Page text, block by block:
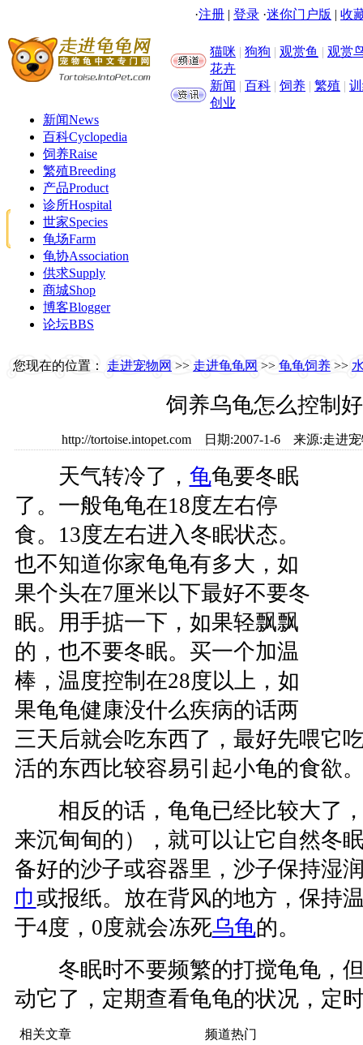
·注册 | 登录 ·迷你门户版 | 收
猫咪 | 狗狗 | 观赏鱼 | 观赏
花卉
新闻 | 百科 | 饲养 | 繁殖 |
创业
新闻News
百科Cyclopedia
饲养Raise
繁殖Breeding
产品Product
诊所Hospital
世家Species
龟场Farm
龟协Association
供求Supply
商城Shop
博客Blogger
论坛BBS
您现在的位置： 走进宠物网 >> 走进龟龟网 >> 龟龟饲养 >>
饲养乌龟怎么控制
http://tortoise.intopet.com 日期:2007-1-6 来源:走
天气转冷了， 龟龟要冬眠
了。一般龟龟在18度左右停
食。13度左右进入冬眠状态。
也不知道你家龟龟有多大，如
果个头在7厘米以下最好不要冬
眠。用手掂一下，如果轻飘飘
的，也不要冬眠。买一个加温
棒，温度控制在28度以上，如
果龟龟健康没什么疾病的话两
三天后就会吃东西了，最好先喂它
活的东西比较容易引起小龟的食欲
相反的话，龟龟已经比较大了，
来沉甸甸的），就可以让它自然冬
备好的沙子或容器里，沙子保持湿
巾或报纸。放在背风的地方，保持
于4度，0度就会冻死乌龟的。
冬眠时不要频繁的打搅龟龟，但
动它了，定期查看龟龟的状况，定
相关文章
频道热门